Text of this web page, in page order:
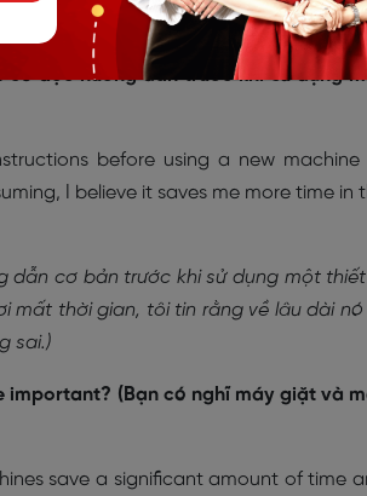
có đọc hướng dẫn trước khi sử dụng
before using a new machine
I believe it saves me more time in
dẫn cơ bản trước khi sử dụng một
mất thời gian, tôi tin rằng về lâu dài nó
sai.)
important? (Bạn có nghĩ máy giặt và
save a significant amount of time